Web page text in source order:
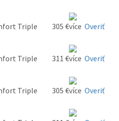
Triple
305 € Overiť
Triple
311 € Overiť
Triple
305 € Overiť